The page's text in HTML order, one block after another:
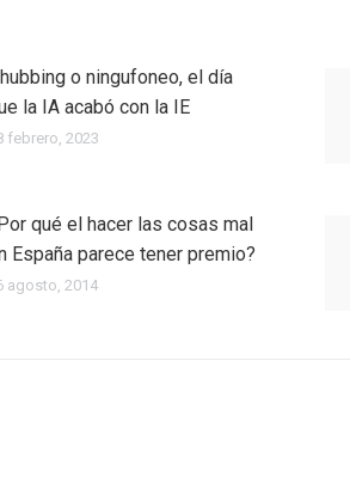
o ningufoneo, el día
la IA acabó con la IE
febrero, 2023
qué el hacer las cosas mal
España parece tener premio?
agosto, 2014